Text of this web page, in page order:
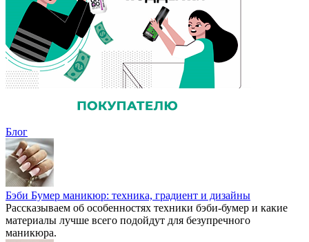
Блог
Бэби Бумер маникюр: техника, градиент и дизайны
Рассказываем об особенностях техники бэби-бумер и какие
материалы лучше всего подойдут для безупречного
маникюра.